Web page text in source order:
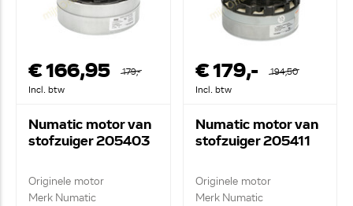
€ 166,95
179,-
Incl. btw
Numatic motor van
stofzuiger 205403
Originele motor
Merk Numatic
€ 179,-
194,50
Incl. btw
Numatic motor van
stofzuiger 205411
Originele motor
Merk Numatic